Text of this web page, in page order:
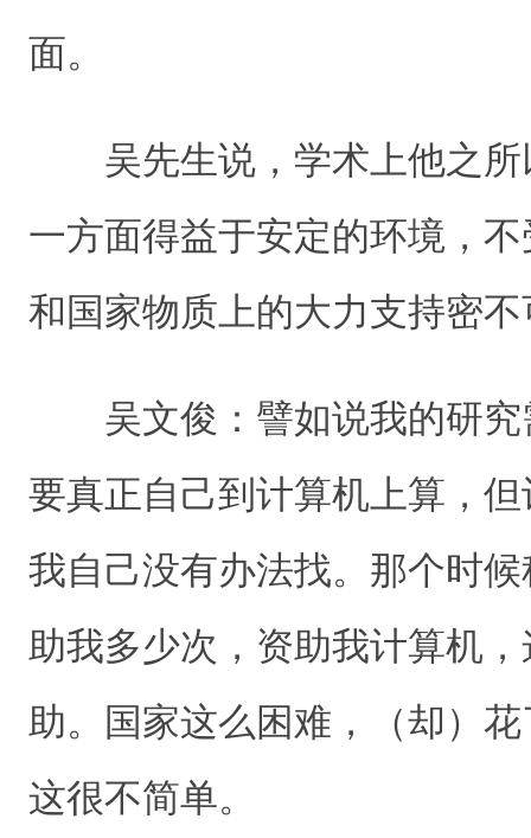
面。
吴先生说，学术上他之所
一方面得益于安定的环境，
和国家物质上的大力支持密
吴文俊：譬如说我的研究
要真正自己到计算机上算，
我自己没有办法找。那个时
助我多少次，资助我计算机
助。国家这么困难，（却）
这很不简单。